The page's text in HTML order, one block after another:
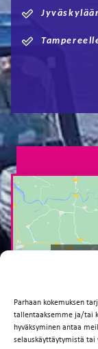
Parhaan kokemuksen
tallentaaksemme ja/tai
hyväksyminen antaa
selauskäyttäytymistä tai